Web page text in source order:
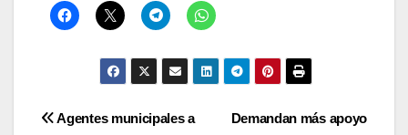
Navegación
Demandan más apoyo
Agentes municipales a